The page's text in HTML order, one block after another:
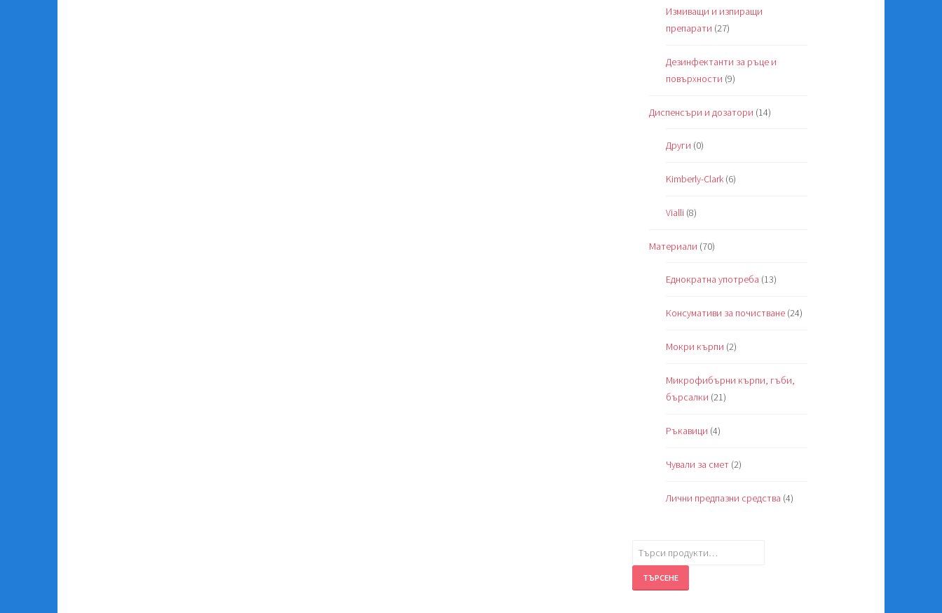
Измиващи и изпиращи
препарати (27)
Дезинфектанти за ръце и
повърхности (9)
Диспенсъри и дозатори (14)
Други (0)
Kimberly-Clark (6)
Vialli (8)
Материали (70)
Еднократна употреба (13)
Консумативи за почистване (24)
Мокри кърпи (2)
Микрофибърни кърпи, гъби,
бърсалки (21)
Ръкавици (4)
Чували за смет (2)
Лични предпазни средства (4)
Търсене
за:
ТЪРСЕНЕ